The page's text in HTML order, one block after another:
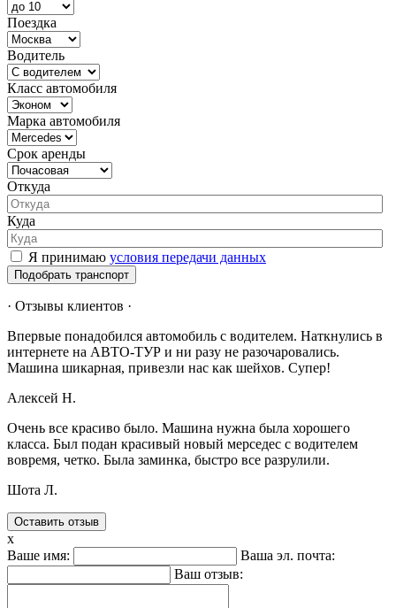
Поездка
Водитель
Класс автомобиля
Марка автомобиля
Срок аренды
Откуда
Куда
Я принимаю условия передачи данных
Подобрать транспорт
· Отзывы клиентов ·
Впервые понадобился автомобиль с водителем. Наткнулись в
интернете на АВТО-ТУР и ни разу не разочаровались.
Машина шикарная, привезли нас как шейхов. Супер!
Алексей Н.
Очень все красиво было. Машина нужна была хорошего
класса. Был подан красивый новый мерседес с водителем
вовремя, четко. Была заминка, быстро все разрулили.
Шота Л.
Оставить отзыв
x
Ваше имя:
Ваша эл. почта:
Ваш отзыв: